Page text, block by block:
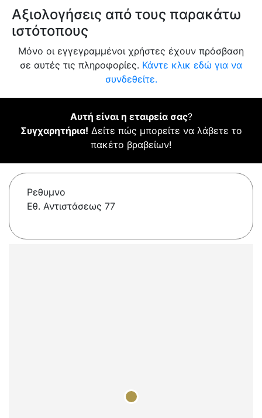
Αξιολογήσεις από τους παρακάτω
ιστότοπους
Μόνο οι εγγεγραμμένοι χρήστες έχουν πρόσβαση
σε αυτές τις πληροφορίες. Κάντε κλικ εδώ για να
συνδεθείτε.
Αυτή είναι η εταιρεία σας?
Συγχαρητήρια! Δείτε πώς μπορείτε να λάβετε το
πακέτο βραβείων!
Ρεθυμνο
Εθ. Αντιστάσεως 77